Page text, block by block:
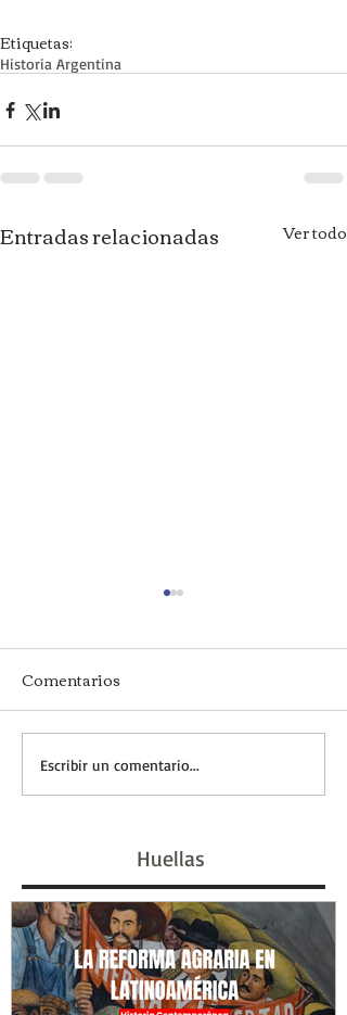
Etiquetas:
Historia Argentina
Entradas relacionadas Ver todo
Dossier Especial:
Comentarios
Escribir un comentario...
Huellas